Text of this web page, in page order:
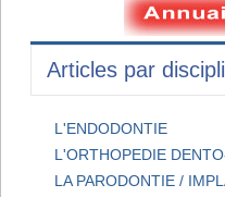
Articles par
L'ENDODONTIE
L'ORTHOPEDIE
LA PARODONTIE /